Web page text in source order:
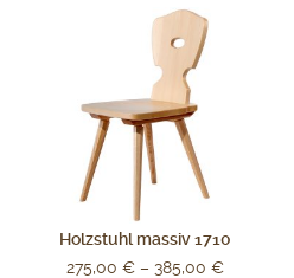
Holzstuhl massiv 1710
275,00€ – 385,00€